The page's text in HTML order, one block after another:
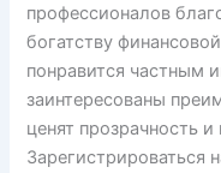
профессионалов
богатству
понравится частным
заинтересованы
ценят прозрачность
Зарегистрироваться